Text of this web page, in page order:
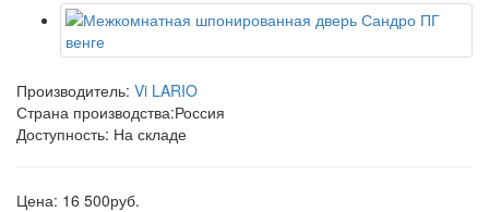
Производитель: Vi LARIO
Страна производства:Россия
Доступность: На складе
Цена: 16 500руб.